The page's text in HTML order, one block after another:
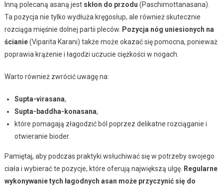
Inną polecaną asaną jest skłon do przodu (Paschimottanasana).
Ta pozycja nie tylko wydłuża kręgosłup, ale również skutecznie
rozciąga mięśnie dolnej partii pleców. Pozycja nóg uniesionych na
ścianie(Viparita Karani) także może okazać się pomocna, ponieważ
poprawia krążenie i łagodzi uczucie ciężkości w nogach.
Warto również zwrócić uwagę na:
Supta-virasana,
Supta-baddha-konasana,
które pomagają złagodzić ból poprzez delikatne rozciąganie i
otwieranie bioder.
Pamiętaj, aby podczas praktyki wsłuchiwać się w potrzeby swojego
ciała i wybierać te pozycje, które oferują największą ulgę. Regularne
wykonywanie tych łagodnych asan może przyczynić się do